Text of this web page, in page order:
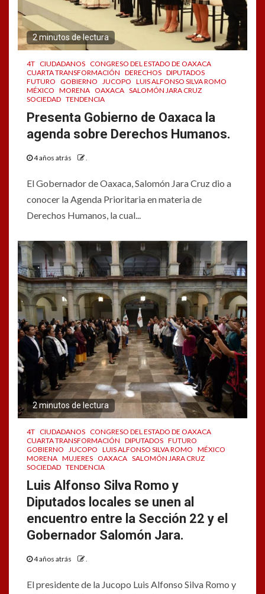
2 minutos de lectura
4T CIUDADANOS CONGRESO DEL ESTADO DE OAXACA
CUARTA TRANSFORMACIÓN DERECHOS DIPUTADOS
FUTURO GOBIERNO JUCOPO LUIS ALFONSO SILVA ROMO
MÉXICO MORENA OAXACA SALOMÓN JARA CRUZ
SOCIEDAD TENDENCIA
Presenta Gobierno de Oaxaca la
agenda sobre Derechos Humanos.
4 años atrás .
El Gobernador de Oaxaca, Salomón Jara Cruz dio a
conocer la Agenda Prioritaria en materia de
Derechos Humanos, la cual...
2 minutos de lectura
4T CIUDADANOS CONGRESO DEL ESTADO DE OAXACA
CUARTA TRANSFORMACIÓN DIPUTADOS FUTURO
GOBIERNO JUCOPO LUIS ALFONSO SILVA ROMO MÉXICO
MORENA MUJERES OAXACA SALOMÓN JARA CRUZ
SOCIEDAD TENDENCIA
Luis Alfonso Silva Romo y
Diputados locales se unen al
encuentro entre la Sección 22 y el
Gobernador Salomón Jara.
4 años atrás .
El presidente de la Jucopo Luis Alfonso Silva Romo y